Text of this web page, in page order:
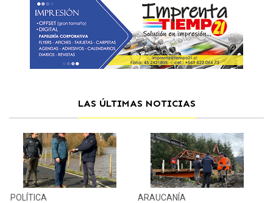
LAS ÚLTIMAS NOTICIAS
POLÍTICA ARAUCANÍA